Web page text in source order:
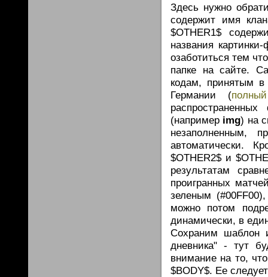
Здесь нужно
содержит имя
$OTHER1$
названия
озаботиться тем
папке на сайте.
кодам, принятым
Германии (
(например img) на
незаполненным,
автоматически.
$OTHER2$ и
результатам
проигранных
зеленым
можно потом
динамически, в
Сохраним шаблон
дневника" - тут
внимание на то,
$BODY$. Ее